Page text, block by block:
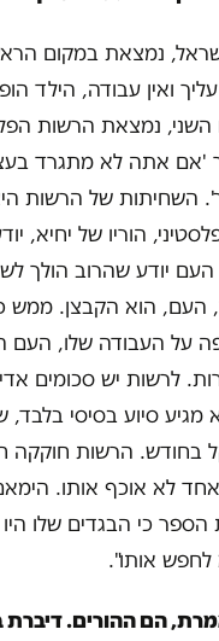
נמצאת במקום
ואין עבודה, הילד
נמצאת הרשות
'אם אתה לא מתגרד
השחיתות של הרשות
הוריו של יחיא,
העם יודע שהרוב הולך
העם, הוא הקבצן. ממש
על העבודה שלו, העם
לרשות יש סכומים
מגיע סיוע בסיסי
ו-500 שקל בחודש. הרשות
לא אוכף אותו.
כי הבגדים שלו היו
אותו".
הם ההורים. דיברת